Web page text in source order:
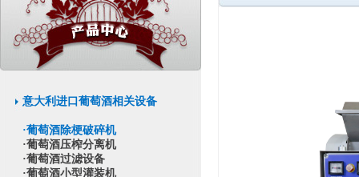
意大利进口葡萄酒相关设备
·葡萄酒除梗破碎机
·葡萄酒压榨分离机
·葡萄酒过滤设备
·葡萄酒小型灌装机